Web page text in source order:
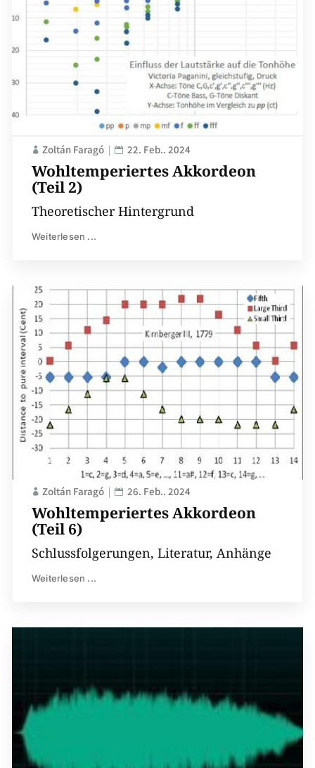
Wohltemperiertes Akkordeon
(Teil 2)
Zoltán Faragó 22. Feb.. 2024
Theoretischer Hintergrund
Weiterlesen ...
Wohltemperiertes Akkordeon
(Teil 6)
Zoltán Faragó 26. Feb.. 2024
Schlussfolgerungen, Literatur, Anhänge
Weiterlesen ...